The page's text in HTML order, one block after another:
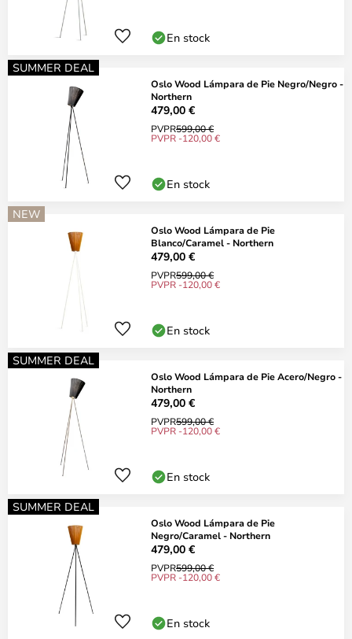
En stock
SUMMER DEAL
Oslo Wood Lámpara de Pie Negro/Negro -
Northern
479,00 €
PVPR599,00 €
PVPR -120,00 €
En stock
NEW
Oslo Wood Lámpara de Pie
Blanco/Caramel - Northern
479,00 €
PVPR599,00 €
PVPR -120,00 €
En stock
SUMMER DEAL
Oslo Wood Lámpara de Pie Acero/Negro -
Northern
479,00 €
PVPR599,00 €
PVPR -120,00 €
En stock
SUMMER DEAL
Oslo Wood Lámpara de Pie
Negro/Caramel - Northern
479,00 €
PVPR599,00 €
PVPR -120,00 €
En stock